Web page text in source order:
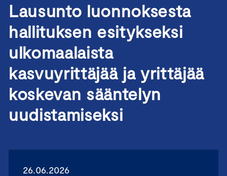
Lausunto luonnoksesta
hallituksen esitykseksi
ulkomaalaista
kasvuyrittäjää ja yrittäjää
koskevan sääntelyn
uudistamiseksi
26.06.2026